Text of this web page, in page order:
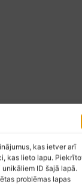
kas ietver arī
kas lieto lapu.
ID šajā lapā.
problēmas lapas